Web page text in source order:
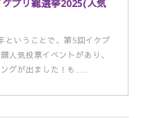
プリ総選挙2025(人気
ということで、第5回イケプ
人気投票イベントがあり、
グが出ました！も……